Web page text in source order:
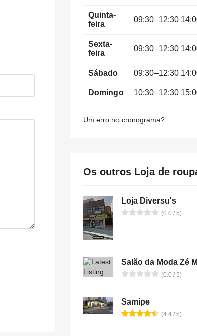
Quinta-
feira
09:30–12:30
Sexta-
feira
09:30–12:30
Sábado 09:30–12:30
Domingo 10:30–12:30
Um erro no cronograma?
Os outros Loja de
Loja Diversu's
(0.0 / 5)
Salão da Moda Zé
(0.0 / 5)
Samipe
(4.4 / 5)